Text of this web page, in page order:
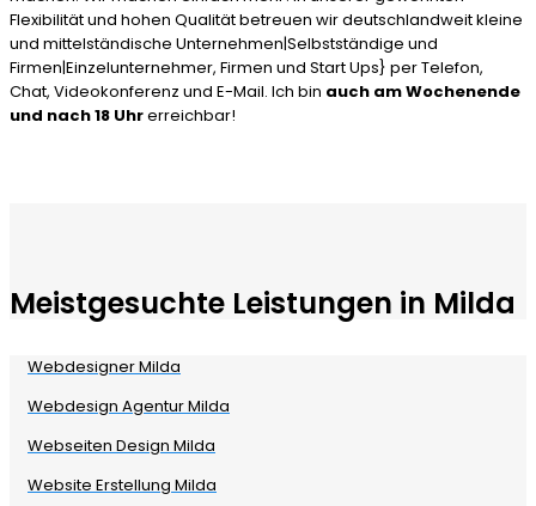
Flexibilität und hohen Qualität betreuen wir deutschlandweit kleine
und mittelständische Unternehmen|Selbstständige und
Firmen|Einzelunternehmer, Firmen und Start Ups} per Telefon,
Chat, Videokonferenz und E-Mail. Ich bin auch am Wochenende
und nach 18 Uhrerreichbar!
Meistgesuchte Leistungen in Milda
Webdesigner Milda
Webdesign Agentur Milda
Webseiten Design Milda
Website Erstellung Milda